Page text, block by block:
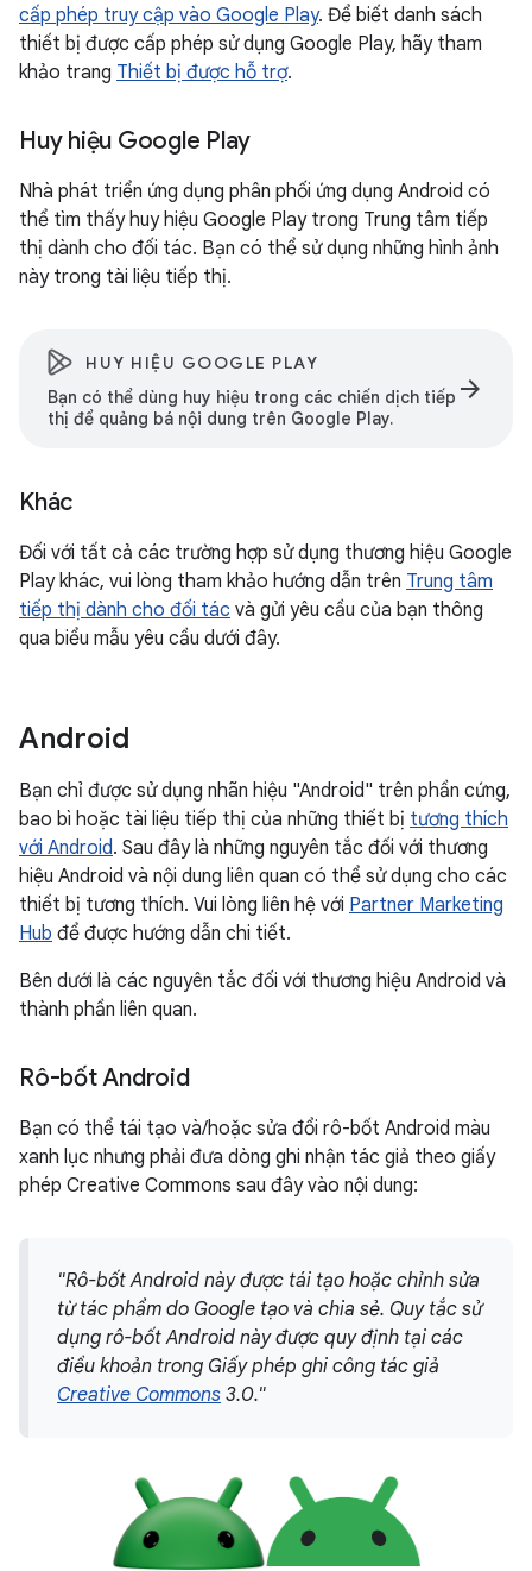
cấp phép truy cập vào Google Play. Để biết danh sách
thiết bị được cấp phép sử dụng Google Play, hãy tham
khảo trang Thiết bị được hỗ trợ.
Huy hiệu Google Play
Nhà phát triển ứng dụng phân phối ứng dụng Android có
thể tìm thấy huy hiệu Google Play trong Trung tâm tiếp
thị dành cho đối tác. Bạn có thể sử dụng những hình ảnh
này trong tài liệu tiếp thị.
HUY HIỆU GOOGLE PLAY
Bạn có thể dùng huy hiệu trong các chiến dịch tiếp
thị để quảng bá nội dung trên Google Play.
arrow_forward
Khác
Đối với tất cả các trường hợp sử dụng thương hiệu Google
Play khác, vui lòng tham khảo hướng dẫn trên Trung tâm
tiếp thị dành cho đối tác và gửi yêu cầu của bạn thông
qua biểu mẫu yêu cầu dưới đây.
Android
Bạn chỉ được sử dụng nhãn hiệu "Android" trên phần cứng,
bao bì hoặc tài liệu tiếp thị của những thiết bị tương thích
với Android. Sau đây là những nguyên tắc đối với thương
hiệu Android và nội dung liên quan có thể sử dụng cho các
thiết bị tương thích. Vui lòng liên hệ với Partner Marketing
Hub để được hướng dẫn chi tiết.
Bên dưới là các nguyên tắc đối với thương hiệu Android và
thành phần liên quan.
Rô-bốt Android
Bạn có thể tái tạo và/hoặc sửa đổi rô-bốt Android màu
xanh lục nhưng phải đưa dòng ghi nhận tác giả theo giấy
phép Creative Commons sau đây vào nội dung:
"Rô-bốt Android này được tái tạo hoặc chỉnh sửa
từ tác phẩm do Google tạo và chia sẻ. Quy tắc sử
dụng rô-bốt Android này được quy định tại các
điều khoản trong Giấy phép ghi công tác giả
Creative Commons 3.0."